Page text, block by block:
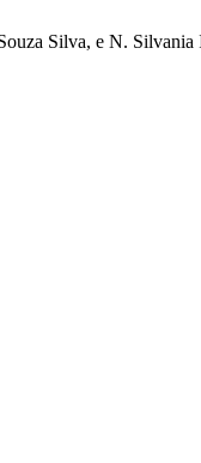
Silva, e N.